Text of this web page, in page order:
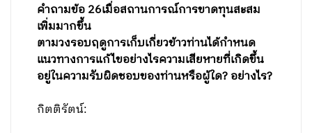
คำถามข้อ26เมื่อสถานการณ์การขาดทุนสะสม
เพิ่มมากขึ้น
ตามวงรอบฤดูการเก็บเกี่ยวข้าวท่านได้กำหนด
แนวทางการแก้ไขอย่างไรความเสียหายที่เกิดขึ้น
อยู่ในความรับผิดชอบของท่านหรือผู้ใด?อย่างไร?
กิตติรัตน์: